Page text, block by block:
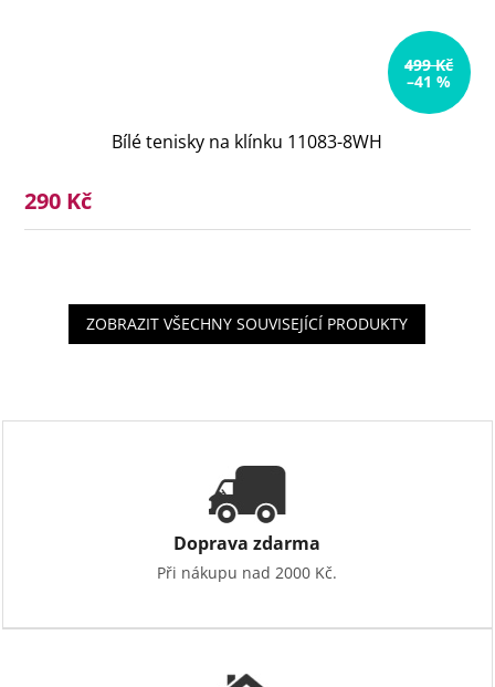
499 Kč
–41 %
Bílé tenisky na klínku 11083-8WH
290 Kč
ZOBRAZIT VŠECHNY SOUVISEJÍCÍ PRODUKTY
Doprava zdarma
Při nákupu nad 2000 Kč.